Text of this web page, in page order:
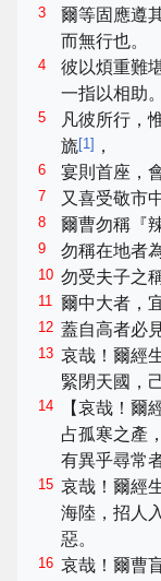
3
爾等固應遵
而無行也。
4 彼以煩重難
一指以相助。
5
凡彼所行，
旒[1] ，
6 宴則首座，
7 又喜受敬市
8 爾曹勿稱『
9 勿稱在地者
10 勿受夫子之
11 爾中大者，
12 蓋自高者必
13 哀哉！爾經
緊閉天國，
14 【哀哉！爾
占孤寒之產
有異乎尋常
15 哀哉！爾經
海陸，招人
惡。
16 哀哉！爾曹